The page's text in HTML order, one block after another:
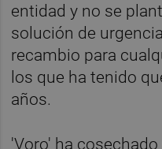
entidad y no se
solución de
recambio para
los que ha tenido
años.
'Voro' ha